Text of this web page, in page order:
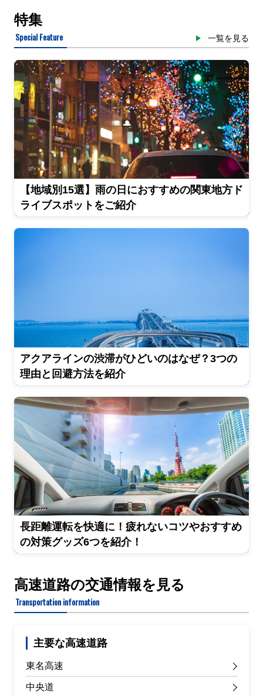
特集
Special Feature 一覧を見る
【地域別15選】雨の日におすすめの関東地方ド
ライブスポットをご紹介
アクアラインの渋滞がひどいのはなぜ？3つの
理由と回避方法を紹介
長距離運転を快適に！疲れないコツやおすすめ
の対策グッズ6つを紹介！
高速道路の交通情報を見る
Transportation information
主要な高速道路
東名高速
中央道